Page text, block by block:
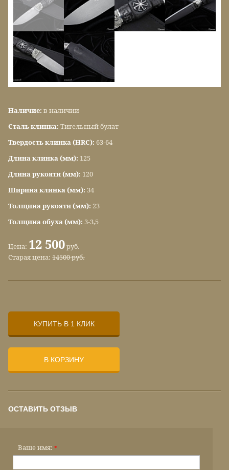
Наличие: в наличии
Сталь клинка: Тигельный булат
Твердость клинка (HRC): 63-64
Длина клинка (мм): 125
Длина рукояти (мм): 120
Ширина клинка (мм): 34
Толщина рукояти (мм): 23
Толщина обуха (мм): 3-3,5
Цена: 12 500 руб.
Старая цена: 14500 руб.
КУПИТЬ В 1 КЛИК
В КОРЗИНУ
ОСТАВИТЬ ОТЗЫВ
Ваше имя: *